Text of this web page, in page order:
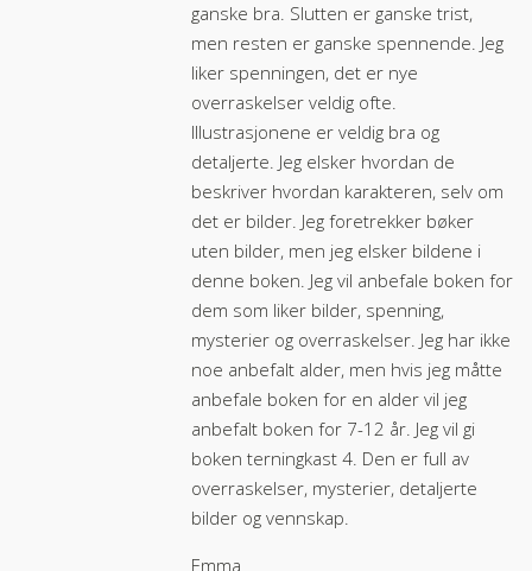
ganske bra. Slutten er ganske trist,
men resten er ganske spennende. Jeg
liker spenningen, det er nye
overraskelser veldig ofte.
Illustrasjonene er veldig bra og
detaljerte. Jeg elsker hvordan de
beskriver hvordan karakteren, selv om
det er bilder. Jeg foretrekker bøker
uten bilder, men jeg elsker bildene i
denne boken. Jeg vil anbefale boken for
dem som liker bilder, spenning,
mysterier og overraskelser. Jeg har ikke
noe anbefalt alder, men hvis jeg måtte
anbefale boken for en alder vil jeg
anbefalt boken for 7-12 år. Jeg vil gi
boken terningkast 4. Den er full av
overraskelser, mysterier, detaljerte
bilder og vennskap.
Emma